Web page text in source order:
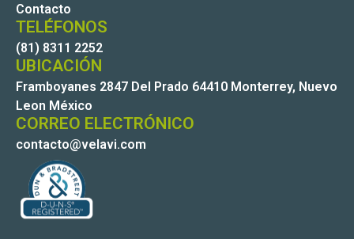
Contacto
TELÉFONOS
(81) 8311 2252
UBICACIÓN
Framboyanes 2847 Del Prado 64410 Monterrey, Nuevo
Leon México
CORREO ELECTRÓNICO
contacto@velavi.com